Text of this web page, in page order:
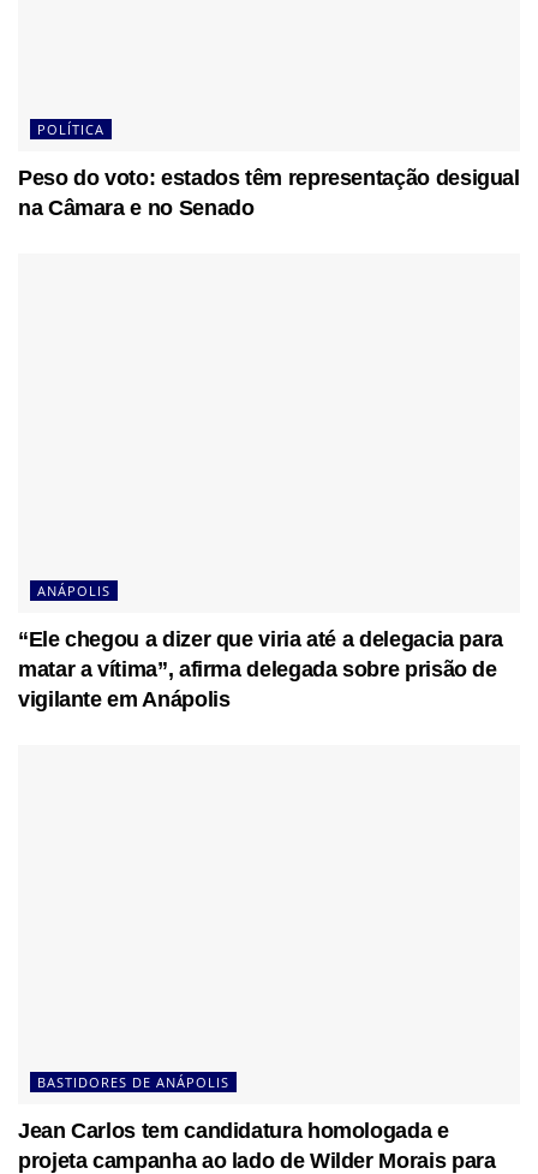
POLÍTICA
Peso do voto: estados têm representação desigual
na Câmara e no Senado
ANÁPOLIS
“Ele chegou a dizer que viria até a delegacia para
matar a vítima”, afirma delegada sobre prisão de
vigilante em Anápolis
BASTIDORES DE ANÁPOLIS
Jean Carlos tem candidatura homologada e
projeta campanha ao lado de Wilder Morais para